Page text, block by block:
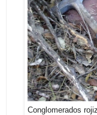
Conglomerados